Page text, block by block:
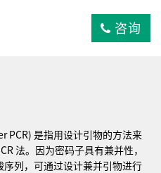
咨询
PCR) 是指用设计引物的方法来
法。因为密码子具有兼并性，
列，可通过设计兼并引物进行